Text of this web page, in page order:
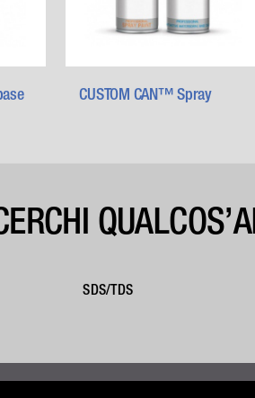
CUSTOM CAN™ Spray
SDS/TDS